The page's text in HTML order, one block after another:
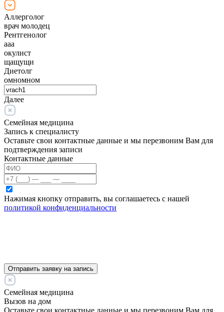
Аллерголог
врач молодец
Рентгенолог
ааа
окулист
щащущи
Диетолг
омномном
Далее
Семейная медицина
Запись к специалисту
Оставьте свои контактные данные и мы перезвоним Вам для
подтверждения записи
Контактные данные
Нажимая кнопку отправить, вы соглашаетесь с нашей
политикой конфиденциальности
Отправить заявку на запись
Семейная медицина
Вызов на дом
Оставьте свои контактные данные и мы перезвоним Вам для